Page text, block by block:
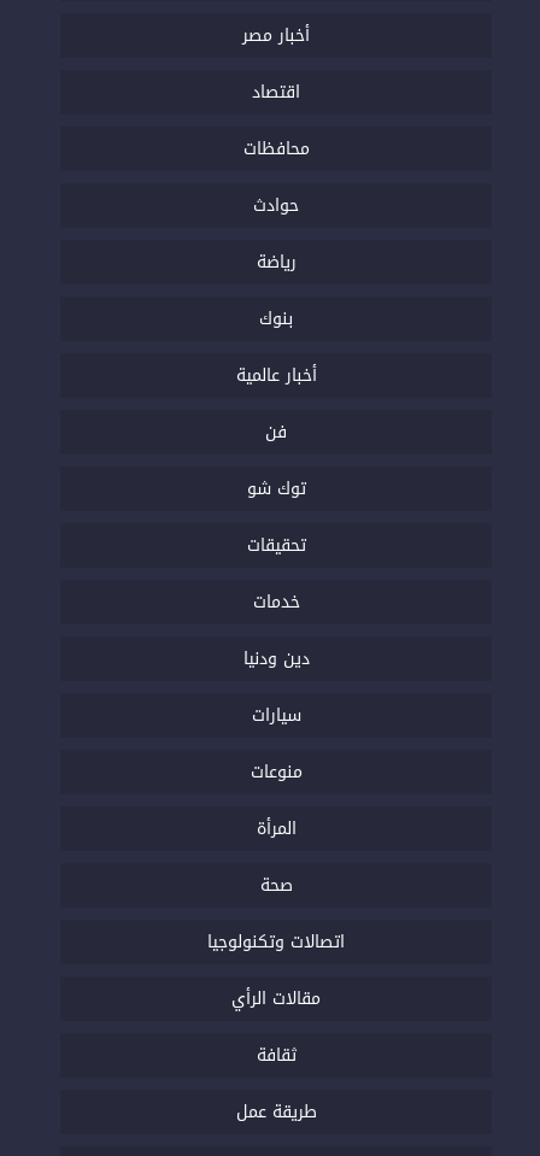
أخبار مصر
اقتصاد
محافظات
حوادث
رياضة
بنوك
أخبار عالمية
فن
توك شو
تحقيقات
خدمات
دين ودنيا
سيارات
منوعات
المرأة
صحة
اتصالات وتكنولوجيا
مقالات الرأي
ثقافة
طريقة عمل